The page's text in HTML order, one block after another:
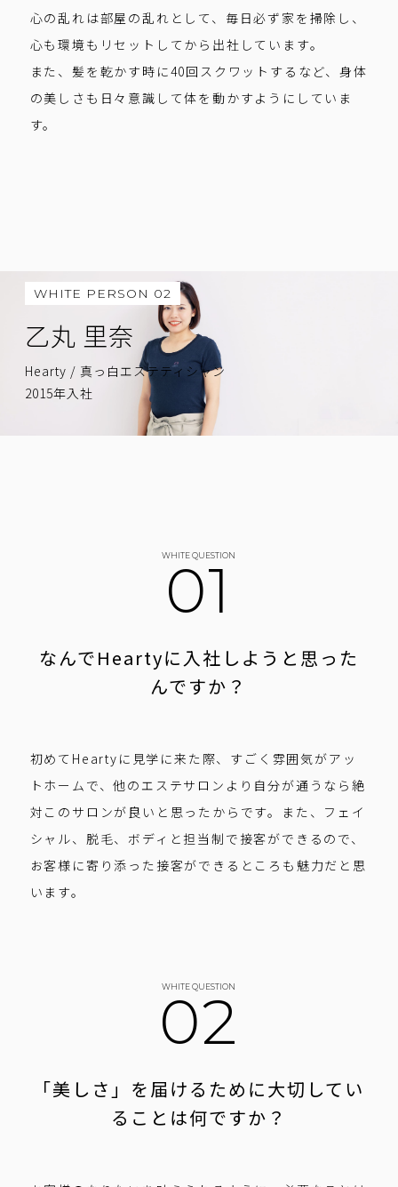
心の乱れは部屋の乱れとして、毎日必ず家を掃除し、
心も環境もリセットしてから出社しています。
また、髪を乾かす時に40回スクワットするなど、身体
の美しさも日々意識して体を動かすようにしていま
す。
WHITE PERSON 02
乙丸 里奈
Hearty / 真っ白エステティシャン
2015年入社
WHITE QUESTION
01
なんでHeartyに入社しようと 思った
んですか？
初めてHeartyに見学に来た際、すごく雰囲気がアッ
トホームで、他のエステサロンより自分が通うなら絶
対このサロンが良いと思ったからです。また、フェイ
シャル、脱毛、ボディと担当制で接客ができるので、
お客様に寄り添った接客ができるところも魅力だと思
います。
WHITE QUESTION
02
「美しさ」を届けるために大切してい
ることは何ですか？